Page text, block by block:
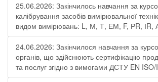
25.06.2026: Закінчилось навчання за
калібрування засобів вимірювальної
видом вимірювань: L, М, Т, ЕМ, F, РR, ІR,
24.06.2026: Закінчилося навчання за
органів, що здійснюють сертифікацію
та послуг згідно з вимогами ДСТУ EN